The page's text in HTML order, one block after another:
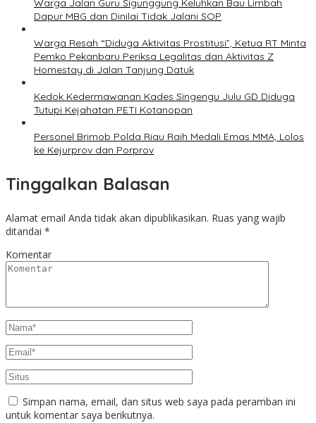
Warga Jalan Guru Sigunggung Keluhkan Bau Limbah
Dapur MBG dan Dinilai Tidak Jalani SOP
Warga Resah “Diduga Aktivitas Prostitusi”, Ketua RT Minta
Pemko Pekanbaru Periksa Legalitas dan Aktivitas Z
Homestay di Jalan Tanjung Datuk
Kedok Kedermawanan Kades Singengu Julu GD Diduga
Tutupi Kejahatan PETI Kotanopan
Personel Brimob Polda Riau Raih Medali Emas MMA, Lolos
ke Kejurprov dan Porprov
Tinggalkan Balasan
Alamat email Anda tidak akan dipublikasikan. Ruas yang wajib
ditandai *
Komentar
Simpan nama, email, dan situs web saya pada peramban ini
untuk komentar saya berikutnya.